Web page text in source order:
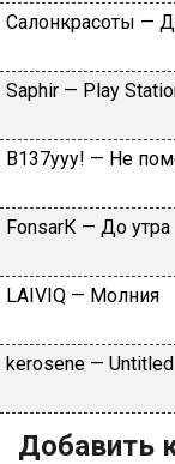
Caлoнкpacoты —
Sарhir — Рlаy
B137yyy! — He
FоnsаrК — Дo утpa
LАIVIQ — Moлния
​kеrоsеnе — Untitlеd
Добавить